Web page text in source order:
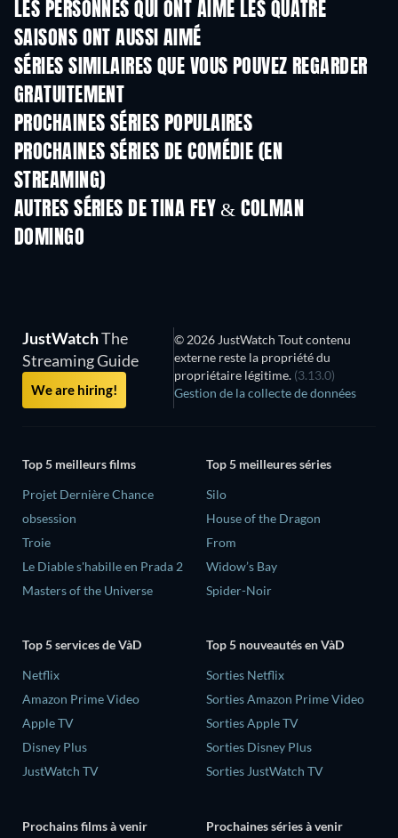
LES PERSONNES QUI ONT AIMÉ LES QUATRE
SAISONS ONT AUSSI AIMÉ
Série
SÉRIES SIMILAIRES QUE VOUS POUVEZ REGARDER
GRATUITEMENTSérie
PROCHAINES SÉRIES POPULAIRES
Série Série
PROCHAINES SÉRIES DE COMÉDIE (EN
STREAMING)Saison 6
AUTRES SÉRIES DE TINA FEY & COLMAN
DOMINGO
JustWatchThe
Streaming Guide
We are hiring!
© 2026 JustWatch Tout contenu
externe reste la propriété du
propriétaire légitime. (3.13.0)
Gestion de la collecte de données
Top 5 meilleurs films
Projet Dernière Chance
obsession
Troie
Le Diable s'habille en Prada 2
Masters of the Universe
Top 5 meilleures séries
Silo
House of the Dragon
From
Widow’s Bay
Spider-Noir
Top 5 services de VàD
Netflix
Amazon Prime Video
Apple TV
Disney Plus
JustWatch TV
Top 5 nouveautés en VàD
Sorties Netflix
Sorties Amazon Prime Video
Sorties Apple TV
Sorties Disney Plus
Sorties JustWatch TV
Prochains films à venir Prochaines séries à venir